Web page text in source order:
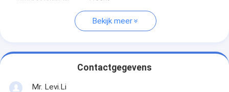
Bekijk meer
Contactgegevens
Mr. Levi.Li